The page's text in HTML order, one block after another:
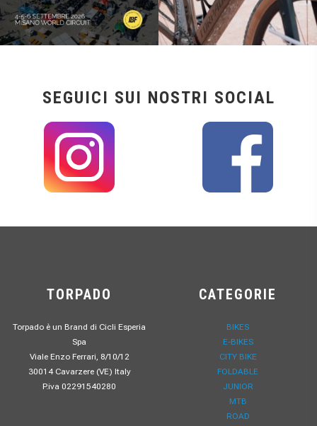
SEGUICI SUI NOSTRI SOCIAL
TORPADO
Torpado è un Brand di Cicli Esperia
Spa
Viale Enzo Ferrari, 8/10/12
30014 Cavarzere (VE) Italy
P.iva 02291540280
CATEGORIE
BIKES
E-BIKES
CITY BIKE
FOLDABLE
JUNIOR
MTB
ROAD